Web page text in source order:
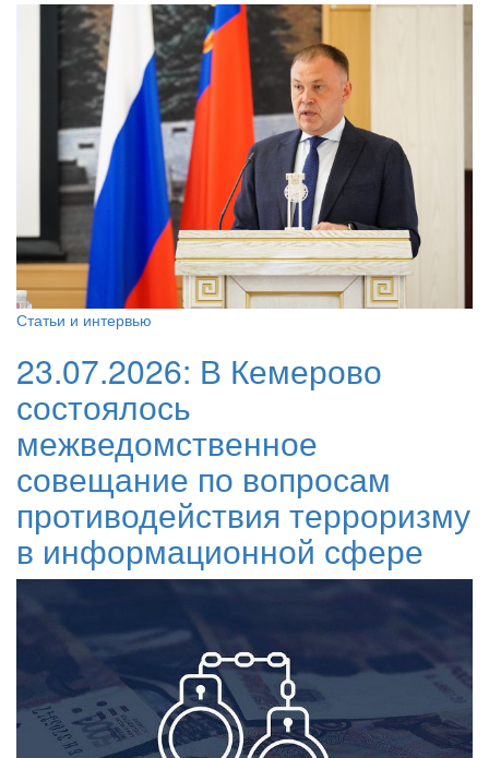
Статьи и интервью
23.07.2026: В Кемерово
состоялось
межведомственное
совещание по вопросам
противодействия терроризму
в информационной сфере